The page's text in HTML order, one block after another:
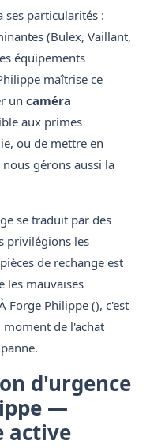
ses particularités :
(Bulex, Vaillant,
équipements
maîtrise ce
un caméra
aux primes
ou de mettre en
gérons aussi la
se traduit par des
privilégions les
de rechange est
les mauvaises
Forge Philippe (), c'est
de l'achat
d'urgence
—
active